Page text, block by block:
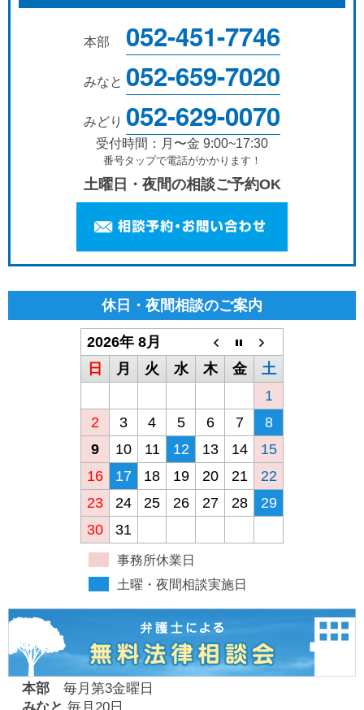
本部 052-451-7746
みなと 052-659-7020
みどり 052-629-0070
受付時間：月〜金 9:00~17:30
番号タップで電話がかかります！
土曜日・夜間の相談ご予約OK
休日・夜間相談のご案内
2026年 8月
日
月 火 水 木 金
土
1
2
3 4 5 6 7
8
9
10 11 12 13 14
15
16
17 18 19 20 21
22
23
24 25 26 27 28
29
30
31
事務所休業日
土曜・夜間相談実施日
本部毎月第3金曜日